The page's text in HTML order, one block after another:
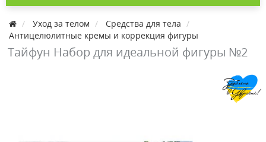
Уход за телом
Средства для тела
Антицелюлитные кремы и коррекция фигуры
Тайфун Набор для идеальной фигуры №2